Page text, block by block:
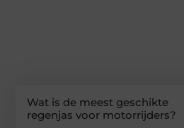
Wat is de meest geschikte
regenjas voor motorrijders?